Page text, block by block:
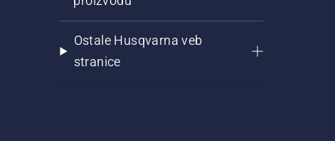
Ostale Husqvarna veb
stranice